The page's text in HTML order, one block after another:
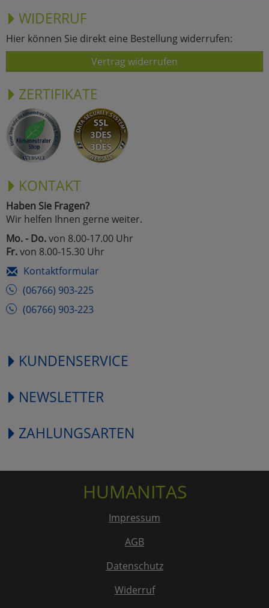
WIDERRUF
Hier können Sie direkt eine Bestellung widerrufen:
Vertrag widerrufen
ZERTIFIKATE
KONTAKT
Haben Sie Fragen?
Wir helfen Ihnen gerne weiter.
Mo. - Do.von 8.00-17.00 Uhr
Fr.von 8.00-15.30 Uhr
Kontaktformular
(06766) 903-225
(06766) 903-223
KUNDENSERVICE
NEWSLETTER
ZAHLUNGSARTEN
HUMANITAS
Impressum
AGB
Datenschutz
Widerruf